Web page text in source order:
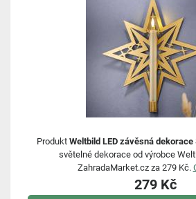
Produkt Weltbild LED závěsná
světelné dekorace od výrobce
ZahradaMarket.cz za 279 Kč.
279 Kč